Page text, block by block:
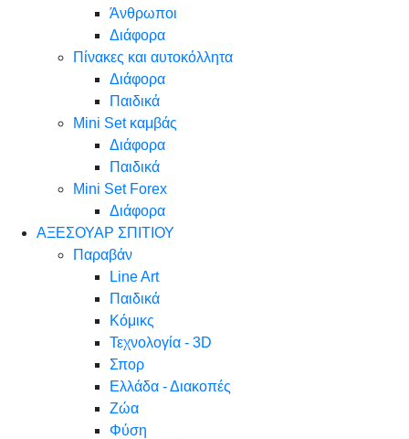
Άνθρωποι
Διάφορα
Πίνακες και αυτοκόλλητα
Διάφορα
Παιδικά
Mini Set καμβάς
Διάφορα
Παιδικά
Mini Set Forex
Διάφορα
ΑΞΕΣΟΥΑΡ ΣΠΙΤΙΟΥ
Παραβάν
Line Art
Παιδικά
Κόμικς
Τεχνολογία - 3D
Σπορ
Ελλάδα - Διακοπές
Ζώα
Φύση